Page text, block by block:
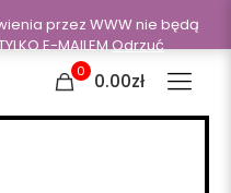
0 0.00zł
przez WWW nie będą
E-MAILEMOdrzuć